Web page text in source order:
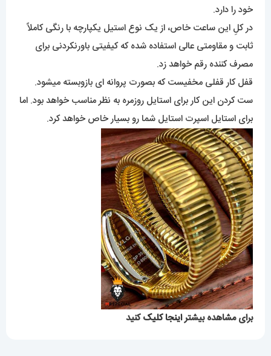
خود را دارد.
در کلِ این ساعت خاص، از یک نوع استیل یکپارچه با رنگی کاملاً
ثابت و مقاومتی عالی استفاده شده که کیفیتی باورنکردنی برای
مصرف کننده رقم خواهد زد.
قفل کار قفلی مخفیست که بصورت پروانه ای بازوبسته میشود.
ست کردن این کار برای استایل روزمره به نظر مناسب خواهد بود. اما
برای استایل اسپرت استایل شما رو بسیار خاص خواهد کرد.
برای مشاهده بیشتراینجا کلیککنید